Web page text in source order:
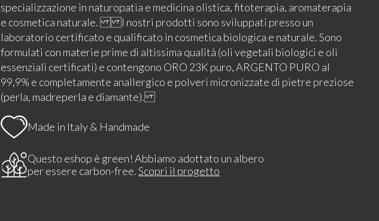
specializzazione in naturopatia e medicina olistica, fitoterapia, aromaterapia
e cosmetica naturale. I nostri prodotti sono sviluppati presso un
laboratorio certificato e qualificato in cosmetica biologica e naturale. Sono
formulati con materie prime di altissima qualità (oli vegetali biologici e oli
essenziali certificati) e contengono ORO 23K puro, ARGENTO PURO al
99,9% e completamente anallergico e polveri micronizzate di pietre preziose
(perla, madreperla e diamante).
Made in Italy & Handmade
Questo eshop è green! Abbiamo adottato un albero
per essere carbon-free.Scopri il progetto